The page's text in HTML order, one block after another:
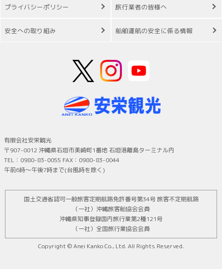
プライバシーポリシー 旅行業者の皆様へ
安全への取り組み 船舶運航の安全に係る情報
有限会社安栄観光
〒907-0012 沖縄県石垣市美崎町1番地 石垣港離島ターミナル内
TEL：0980-83-0055 FAX：0980-83-0044
午前6時～午後7時まで(台風時を除く)
国土交通省認可一般旅客定期航路免許番号第34号 旅客不定期航路
（一社）沖縄旅客船協会会員
沖縄県知事登録国内旅行業第2種121号
（一社）全国旅行業協会会員
Copyright © Anei Kanko Co., Ltd. All Rights Reserved.